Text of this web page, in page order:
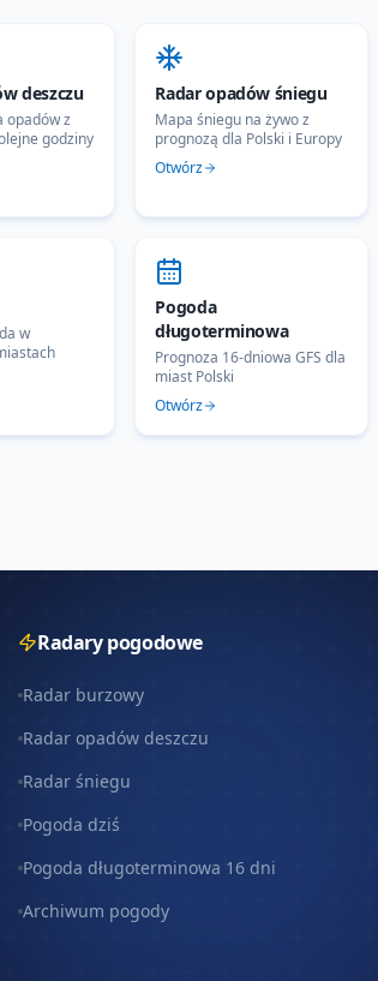
deszczu
opadów z
godziny
Radar opadów śniegu
Mapa śniegu na żywo z
prognozą dla Polski i Europy
Otwórz
w
Pogoda
długoterminowa
Prognoza 16-dniowa GFS dla
miast Polski
Otwórz
Radary pogodowe
Radar burzowy
Radar opadów deszczu
Radar śniegu
Pogoda dziś
Pogoda długoterminowa 16 dni
Archiwum pogody